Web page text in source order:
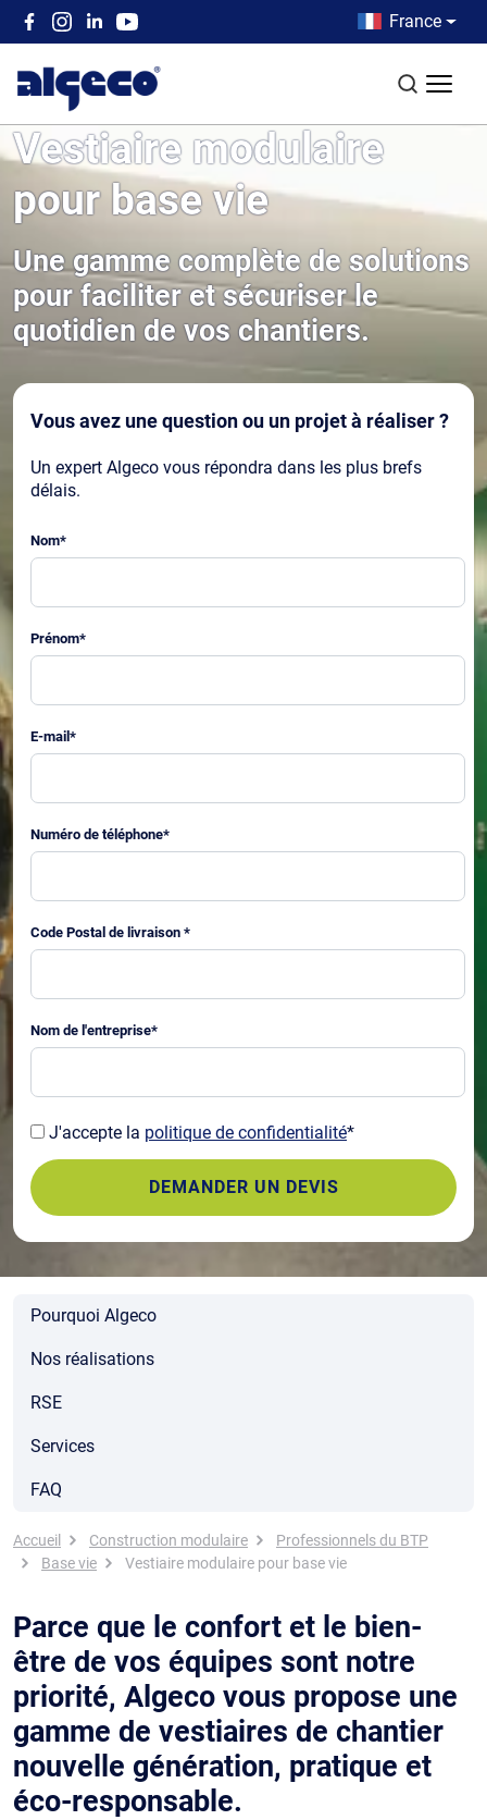
Aller au contenu principal
Top left menu
Country menu
France
Vestiaire modulaire
pour base vie
Une gamme complète de solutions
pour faciliter et sécuriser le
quotidien de vos chantiers.
Vous avez une question ou un projet à réaliser ?
Un expert Algeco vous répondra dans les plus brefs
délais.
Nom*
Prénom*
E-mail *
Numéro de téléphone*
Code Postal de livraison *
Nom de l'entreprise*
J'accepte la politique de confidentialité*
Pourquoi Algeco
Nos réalisations
RSE
Services
FAQ
Fil d'Ariane
Accueil Construction modulaire
Professionnels du BTP
Base vie
Vestiaire modulaire pour base vie
Parce que le confort et le bien-
être de vos équipes sont notre
priorité, Algeco vous propose une
gamme de vestiaires de chantier
nouvelle génération, pratique et
éco-responsable.